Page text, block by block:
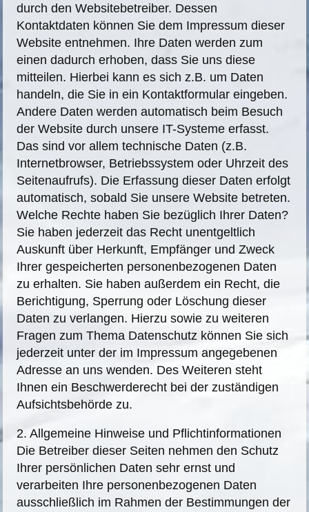
durch den Websitebetreiber. Dessen
Kontaktdaten können Sie dem Impressum dieser
Website entnehmen. Ihre Daten werden zum
einen dadurch erhoben, dass Sie uns diese
mitteilen. Hierbei kann es sich z.B. um Daten
handeln, die Sie in ein Kontaktformular eingeben.
Andere Daten werden automatisch beim Besuch
der Website durch unsere IT-Systeme erfasst.
Das sind vor allem technische Daten (z.B.
Internetbrowser, Betriebssystem oder Uhrzeit des
Seitenaufrufs). Die Erfassung dieser Daten erfolgt
automatisch, sobald Sie unsere Website betreten.
Welche Rechte haben Sie bezüglich Ihrer Daten?
Sie haben jederzeit das Recht unentgeltlich
Auskunft über Herkunft, Empfänger und Zweck
Ihrer gespeicherten personenbezogenen Daten
zu erhalten. Sie haben außerdem ein Recht, die
Berichtigung, Sperrung oder Löschung dieser
Daten zu verlangen. Hierzu sowie zu weiteren
Fragen zum Thema Datenschutz können Sie sich
jederzeit unter der im Impressum angegebenen
Adresse an uns wenden. Des Weiteren steht
Ihnen ein Beschwerderecht bei der zuständigen
Aufsichtsbehörde zu.
2. Allgemeine Hinweise und Pflichtinformationen
Die Betreiber dieser Seiten nehmen den Schutz
Ihrer persönlichen Daten sehr ernst und
verarbeiten Ihre personenbezogenen Daten
ausschließlich im Rahmen der Bestimmungen der